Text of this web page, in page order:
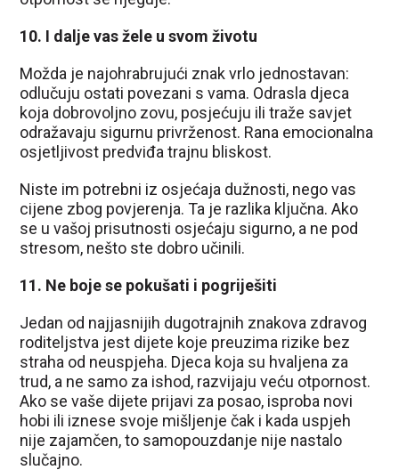
10. I dalje vas žele u svom životu
Možda je najohrabrujući znak vrlo jednostavan:
odlučuju ostati povezani s vama. Odrasla djeca
koja dobrovoljno zovu, posjećuju ili traže savjet
odražavaju sigurnu privrženost. Rana emocionalna
osjetljivost predviđa trajnu bliskost.
Niste im potrebni iz osjećaja dužnosti, nego vas
cijene zbog povjerenja. Ta je razlika ključna. Ako
se u vašoj prisutnosti osjećaju sigurno, a ne pod
stresom, nešto ste dobro učinili.
11. Ne boje se pokušati i pogriješiti
Jedan od najjasnijih dugotrajnih znakova zdravog
roditeljstva jest dijete koje preuzima rizike bez
straha od neuspjeha. Djeca koja su hvaljena za
trud, a ne samo za ishod, razvijaju veću otpornost.
Ako se vaše dijete prijavi za posao, isproba novi
hobi ili iznese svoje mišljenje čak i kada uspjeh
nije zajamčen, to samopouzdanje nije nastalo
slučajno.